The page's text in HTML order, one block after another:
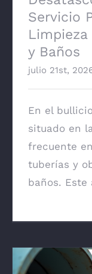
Servicio
Limpieza
y Baños
julio 21st,
En el
situado en
frecuente
tuberías y
baños.